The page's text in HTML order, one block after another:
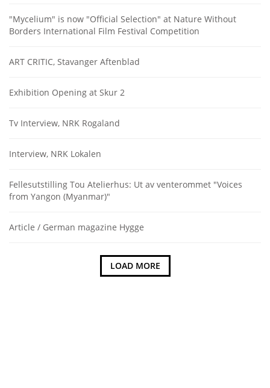
"Mycelium" is now "Official Selection" at Nature Without
Borders International Film Festival Competition
ART CRITIC, Stavanger Aftenblad
Exhibition Opening at Skur 2
Tv Interview, NRK Rogaland
Interview, NRK Lokalen
Fellesutstilling Tou Atelierhus: Ut av venterommet "Voices
from Yangon (Myanmar)"
Article / German magazine Hygge
LOAD MORE